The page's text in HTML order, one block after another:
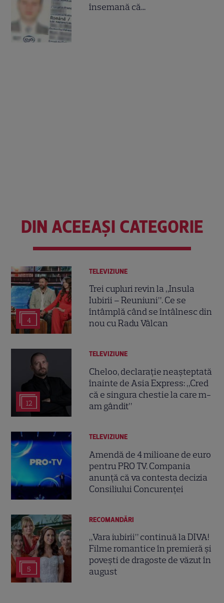
însemană că...
DIN ACEEAȘI CATEGORIE
4
TELEVIZIUNE
Trei cupluri revin la „Insula
Iubirii – Reuniuni”. Ce se
întâmplă când se întâlnesc din
nou cu Radu Vâlcan
12
TELEVIZIUNE
Cheloo, declarație neașteptată
înainte de Asia Express: „Cred
că e singura chestie la care m-
am gândit”
TELEVIZIUNE
Amendă de 4 milioane de euro
pentru PRO TV. Compania
anunță că va contesta decizia
Consiliului Concurenței
5
RECOMANDĂRI
„Vara iubirii” continuă la DIVA!
Filme romantice în premieră și
povești de dragoste de văzut în
august